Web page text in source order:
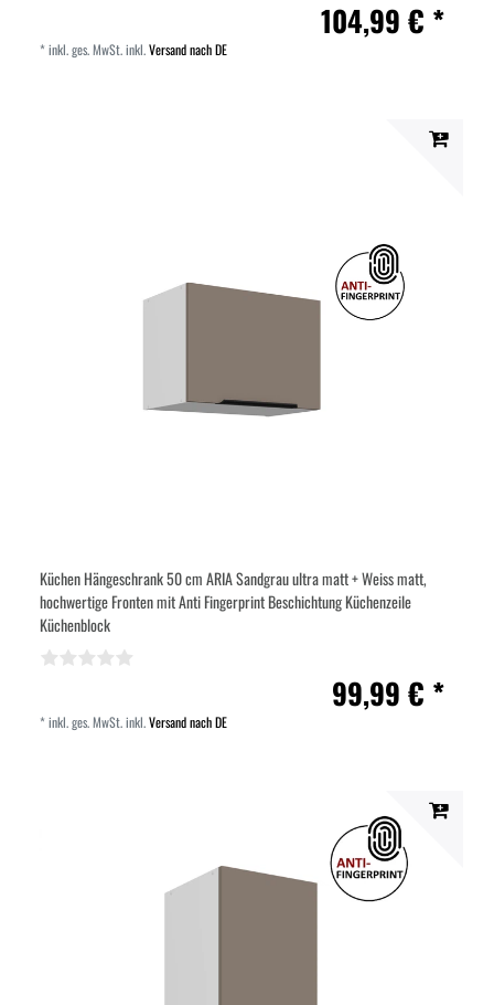
104,99 € *
*inkl. ges. MwSt.inkl.Versand nach DE
Küchen Hängeschrank 50 cm ARIA Sandgrau ultra matt + Weiss matt,
hochwertige Fronten mit Anti Fingerprint Beschichtung Küchenzeile
Küchenblock
99,99 € *
*inkl. ges. MwSt.inkl.Versand nach DE